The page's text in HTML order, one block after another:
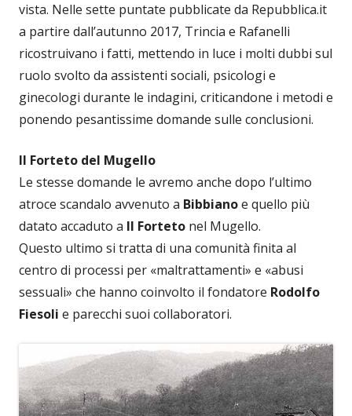
vista. Nelle sette puntate pubblicate da Repubblica.it
a partire dall’autunno 2017, Trincia e Rafanelli
ricostruivano i fatti, mettendo in luce i molti dubbi sul
ruolo svolto da assistenti sociali, psicologi e
ginecologi durante le indagini, criticandone i metodi e
ponendo pesantissime domande sulle conclusioni.
Il Forteto del Mugello
Le stesse domande le avremo anche dopo l’ultimo
atroce scandalo avvenuto a Bibbianoe quello più
datato accaduto a Il Forteto nel Mugello.
Questo ultimo si tratta di una comunità finita al
centro di processi per «maltrattamenti» e «abusi
sessuali» che hanno coinvolto il fondatore Rodolfo
Fiesoli e parecchi suoi collaboratori.